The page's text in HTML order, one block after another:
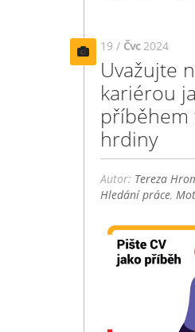
19 / Čvc 2024
Uvažujte
kariérou
příběhem
hrdiny
Autor: Tereza
Hledání práce,